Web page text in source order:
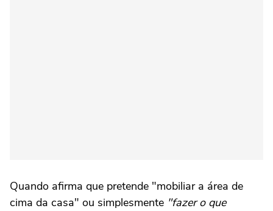
Quando afirma que pretende "mobiliar a área de
cima da casa" ou simplesmente "fazer o que